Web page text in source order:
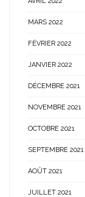
MARS 2022
FÉVRIER 2022
JANVIER 2022
DÉCEMBRE 2021
NOVEMBRE 2021
OCTOBRE 2021
SEPTEMBRE 2021
AOÛT 2021
JUILLET 2021